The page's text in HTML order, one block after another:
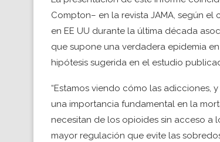
Compton– en la revista JAMA, según
en EE UU durante la última década
que supone una verdadera epidemia
hipótesis sugerida en el estudio
“Estamos viendo cómo las adicciones,
una importancia fundamental en la
necesitan de los opioides sin acceso a
mayor regulación que evite las